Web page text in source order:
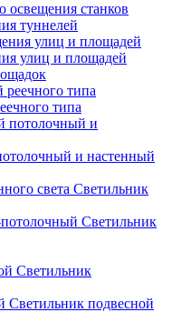
освещения станков
туннелей
улиц и площадей
типа
и настенный
Светильник
Светильник
Светильник
Светильник подвесной